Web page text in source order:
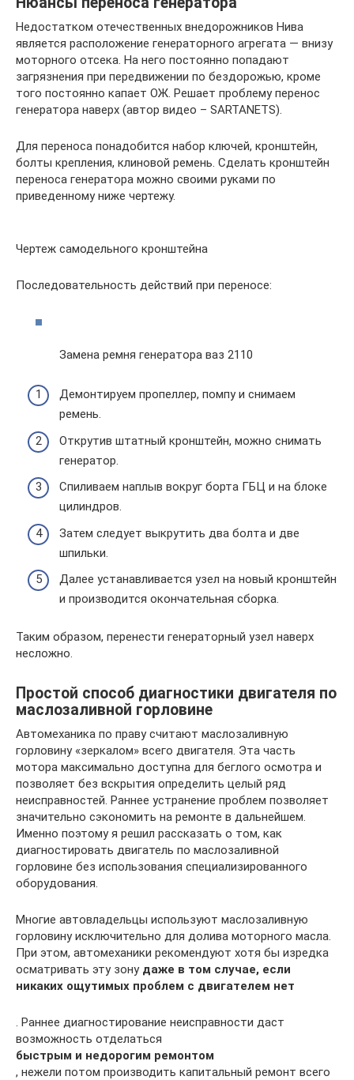
Недостатком отечественных внедорожников Нива
является расположение генераторного агрегата — внизу
моторного отсека. На него постоянно попадают
загрязнения при передвижении по бездорожью, кроме
того постоянно капает ОЖ. Решает проблему перенос
генератора наверх (автор видео – SARTANETS).
Для переноса понадобится набор ключей, кронштейн,
болты крепления, клиновой ремень. Сделать кронштейн
переноса генератора можно своими руками по
приведенному ниже чертежу.
Чертеж самодельного кронштейна
Последовательность действий при переносе:
Замена ремня генератора ваз 2110
Демонтируем пропеллер, помпу и снимаем
ремень.
Открутив штатный кронштейн, можно снимать
генератор.
Спиливаем наплыв вокруг борта ГБЦ и на блоке
цилиндров.
Затем следует выкрутить два болта и две
шпильки.
Далее устанавливается узел на новый кронштейн
и производится окончательная сборка.
Таким образом, перенести генераторный узел наверх
несложно.
Простой способ диагностики двигателя по
маслозаливной горловине
Автомеханика по праву считают маслозаливную
горловину «зеркалом» всего двигателя. Эта часть
мотора максимально доступна для беглого осмотра и
позволяет без вскрытия определить целый ряд
неисправностей. Раннее устранение проблем позволяет
значительно сэкономить на ремонте в дальнейшем.
Именно поэтому я решил рассказать о том, как
диагностировать двигатель по маслозаливной
горловине без использования специализированного
оборудования.
Многие автовладельцы используют маслозаливную
горловину исключительно для долива моторного масла.
При этом, автомеханики рекомендуют хотя бы изредка
осматривать эту зону даже в том случае, если
никаких ощутимых проблем с двигателем нет
. Раннее диагностирование неисправности даст
возможность отделаться
быстрым и недорогим ремонтом
, нежели потом производить капитальный ремонт всего